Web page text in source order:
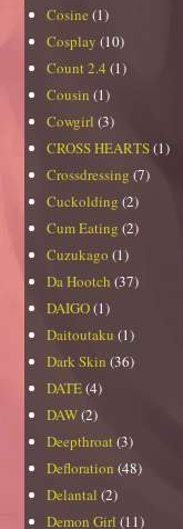
Cosine (1)
Cosplay (10)
Count 2.4 (1)
Cousin (1)
Cowgirl (3)
CROSS HEARTS(1)
Crossdressing (7)
Cuckolding (2)
Cum Eating (2)
Cuzukago (1)
Da Hootch (37)
DAIGO(1)
Daitoutaku (1)
Dark Skin (36)
DATE(4)
DAW(2)
Deepthroat (3)
Defloration (48)
Delantal (2)
Demon Girl (11)